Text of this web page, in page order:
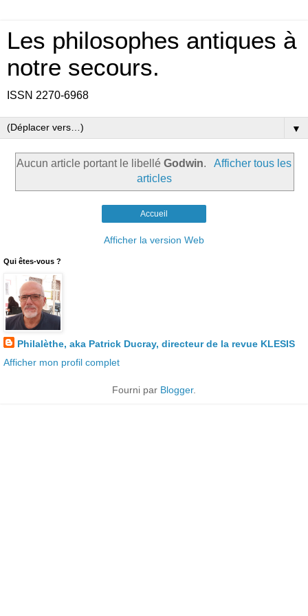
Les philosophes antiques à
notre secours.
ISSN 2270-6968
▼
Aucun article portant le libelléGodwin.
Afficher tous les
articles
Accueil
Afficher la version Web
Qui êtes-vous ?
Philalèthe, aka Patrick Ducray, directeur de la revue KLESIS
Afficher mon profil complet
Fourni par Blogger.